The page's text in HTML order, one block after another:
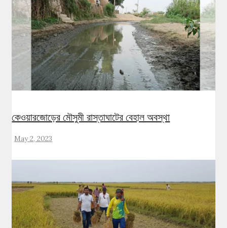
কেওয়ারজোড়ের মৌসুমী রাস্তাঘাটের বেহাল অবস্থা
May 2, 2023